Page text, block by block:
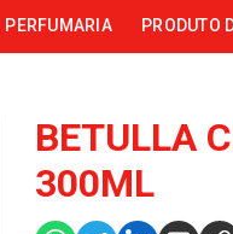
PERFUMARIA PRODUTO
BETULLA
300ML